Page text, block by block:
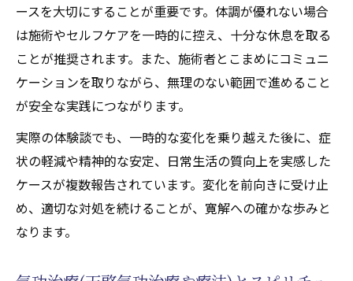
ースを大切にすることが重要です。体調が優れない場合
は施術やセルフケアを一時的に控え、十分な休息を取る
ことが推奨されます。また、施術者とこまめにコミュニ
ケーションを取りながら、無理のない範囲で進めること
が安全な実践につながります。
実際の体験談でも、一時的な変化を乗り越えた後に、症
状の軽減や精神的な安定、日常生活の質向上を実感した
ケースが複数報告されています。変化を前向きに受け止
め、適切な対処を続けることが、寛解への確かな歩みと
なります。